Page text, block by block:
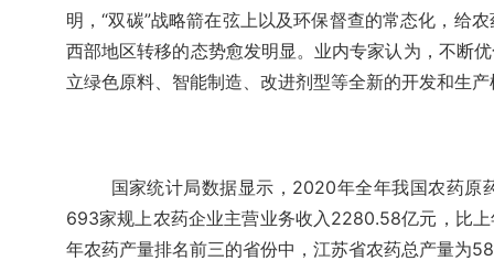
明，“双碳”战略箭在弦上以及环保督查的常态化，给
西部地区转移的态势愈发明显。业内专家认为，不断
立绿色原料、智能制造、改进剂型等全新的开发和生
国家统计局数据显示，2020年全年我国农药原
693家规上农药企业主营业务收入2280.58亿元，比
年农药产量排名前三的省份中，江苏省农药总产量为